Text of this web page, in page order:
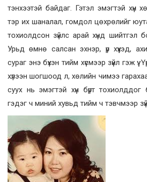
тэнхээтэй байдаг. Гэтэл эмэгтэй хүн
тэр их шаналал, гомдол цөхрөлийг
тохиолдсон зүйлс арай хүнд шийтгэл
Урьд өмнө салсан эхнэр, үр хүүхэд,
сураг энэ бүхэн тийм хүсмээр зүйл гэж үү.
хүлээн шогшоод л, хөлийн чимээ
суух нь эмэгтэй хүн бүрт тохиолддог
гэдэг ч миний хувьд тийм ч тэвчмээр